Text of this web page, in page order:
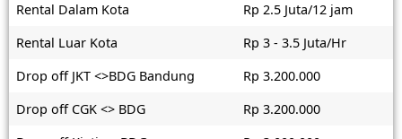
Rental Dalam Kota
Rp 2.5 Juta/12 jam
Rental Luar Kota
Rp 3 - 3.5 Juta/Hr
Drop off JKT <>BDG Bandung
Rp 3.200.000
Drop off CGK <> BDG
Rp 3.200.000